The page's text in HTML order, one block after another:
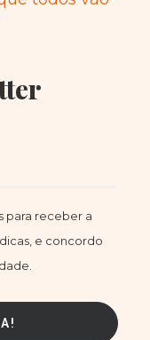
para receber a
e concordo